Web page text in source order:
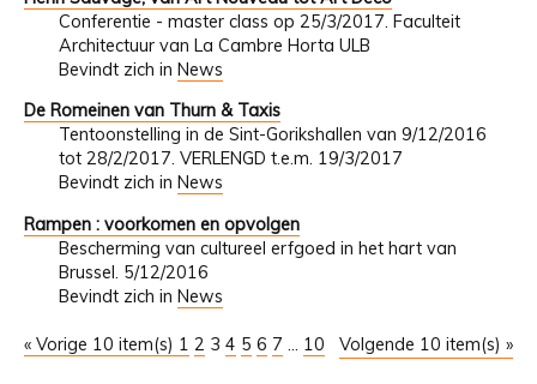
Conferentie - master class op 25/3/2017. Faculteit
Architectuur van La Cambre Horta ULB
Bevindt zich in News
De Romeinen van Thurn & Taxis
Tentoonstelling in de Sint-Gorikshallen van 9/12/2016
tot 28/2/2017. VERLENGD t.e.m. 19/3/2017
Bevindt zich in News
Rampen : voorkomen en opvolgen
Bescherming van cultureel erfgoed in het hart van
Brussel. 5/12/2016
Bevindt zich in News
« Vorige 10 item(s) Volgende 10 item(s) »
1 2 3 4 5 6 7 ... 10